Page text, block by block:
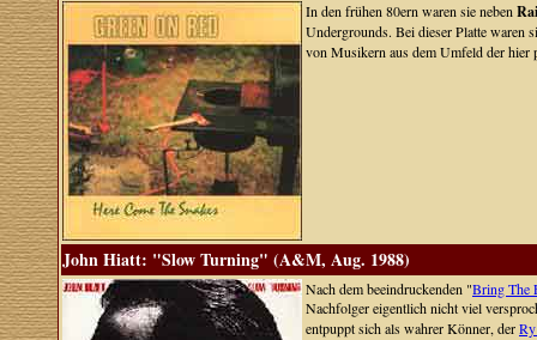
In den frühen 80ern waren sie neben
Undergrounds. Bei dieser Platte waren
von Musikern aus dem Umfeld der
John Hiatt: "Slow Turning" (A&M, Aug. 1988)
Nach dem beeindruckenden "Bring The
Nachfolger eigentlich nicht viel
entpuppt sich als wahrer Könner, der